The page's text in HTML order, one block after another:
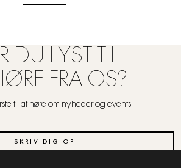
DU LYST TIL
FRA OS?
til at høre om nyheder og events
SKRIV DIG OP